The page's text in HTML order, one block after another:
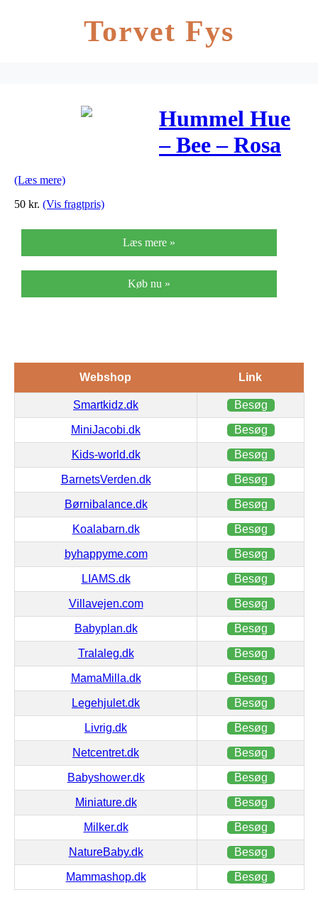
Torvet Fys
Hummel Hue
– Bee – Rosa
(Læs mere)
50 kr. (Vis fragtpris)
Læs mere »
Køb nu »
Webshop Link
Smartkidz.dk Besøg
MiniJacobi.dk Besøg
Kids-world.dk Besøg
BarnetsVerden.dk Besøg
Børnibalance.dk Besøg
Koalabarn.dk Besøg
byhappyme.com Besøg
LIAMS.dk Besøg
Villavejen.com Besøg
Babyplan.dk Besøg
Tralaleg.dk Besøg
MamaMilla.dk Besøg
Legehjulet.dk Besøg
Livrig.dk Besøg
Netcentret.dk Besøg
Babyshower.dk Besøg
Miniature.dk Besøg
Milker.dk Besøg
NatureBaby.dk Besøg
Mammashop.dk Besøg